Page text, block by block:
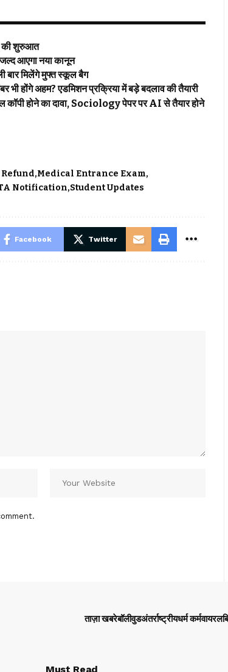
की शुरुआत
आएगा नया कानून
बार मिलेंगे मुफ्त स्कूल बैग
होंगे अहम? एडमिशन प्रक्रिया में बड़े बदलाव की तैयारी
होने का दावा, Sociology पेपर पर AI से तैयार होने
Refund Medical Entrance Exam
Notification Student Updates
Facebook Twitter
ताज़ा खबरेबॉलीवुडअंतर्राष्ट्रीयधर्म कर्मवायरल
Must Read